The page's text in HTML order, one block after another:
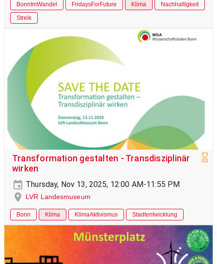
BonnImWandel FridaysForFuture Klima
Nachhaltigkeit
Streik
Transformation gestalten - Transdisziplinär
wirken
Thursday, Nov 13, 2025, 12:00 AM-11:55 PM
LVR Landesmuseum
Bonn Klima KlimaAktivismus Stadtentwicklung